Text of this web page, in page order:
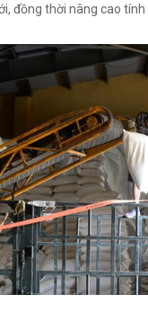
đồng thời nâng cao